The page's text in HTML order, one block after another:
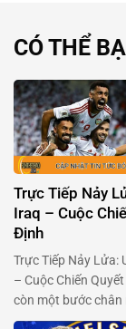
CÓ THỂ
Trực Tiếp Nảy
Iraq – Cuộc
Định
Trực Tiếp Nảy Lửa:
– Cuộc Chiến
còn một bước chân
và Iraq chạm tay